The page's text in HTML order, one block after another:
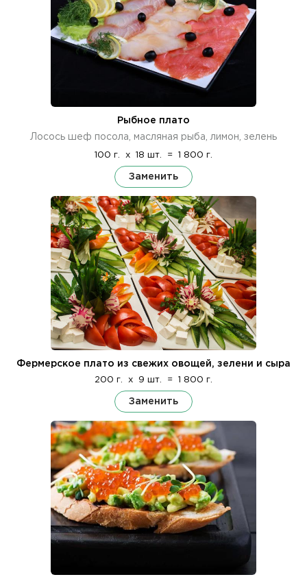
Рыбное плато
Лосось шеф посола, масляная рыба, лимон, зелень
100 г. x 18 шт. = 1 800 г.
Заменить
Фермерское плато из свежих овощей, зелени и сыра
200 г. x 9 шт. = 1 800 г.
Заменить